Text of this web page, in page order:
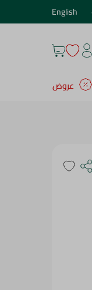
English
عروض